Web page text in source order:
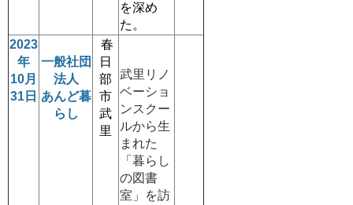
を深め
た。
2023
年
10月
31日
一般社団
法人
あんど暮
らし
春
日
部
市
武
里
武里リノ
ベーショ
ンスクー
ルから生
まれた
「暮らし
の図書
室」を訪